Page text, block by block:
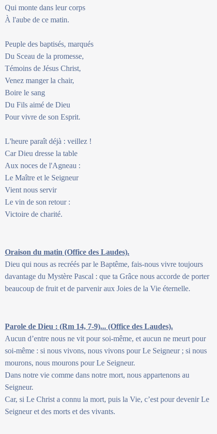
Qui monte dans leur corps
À l'aube de ce matin.
Peuple des baptisés, marqués
Du Sceau de la promesse,
Témoins de Jésus Christ,
Venez manger la chair,
Boire le sang
Du Fils aimé de Dieu
Pour vivre de son Esprit.
L'heure paraît déjà : veillez !
Car Dieu dresse la table
Aux noces de l'Agneau :
Le Maître et le Seigneur
Vient nous servir
Le vin de son retour :
Victoire de charité.
Oraison du matin (Office des Laudes).
Dieu qui nous as recréés par le Baptême, fais-nous vivre toujours
davantage du Mystère Pascal : que ta Grâce nous accorde de porter
beaucoup de fruit et de parvenir aux Joies de la Vie éternelle.
Parole de Dieu : (Rm 14, 7-9)... (Office des Laudes).
Aucun d’entre nous ne vit pour soi-même, et aucun ne meurt pour
soi-même : si nous vivons, nous vivons pour Le Seigneur ; si nous
mourons, nous mourons pour Le Seigneur.
Dans notre vie comme dans notre mort, nous appartenons au
Seigneur.
Car, si Le Christ a connu la mort, puis la Vie, c’est pour devenir Le
Seigneur et des morts et des vivants.